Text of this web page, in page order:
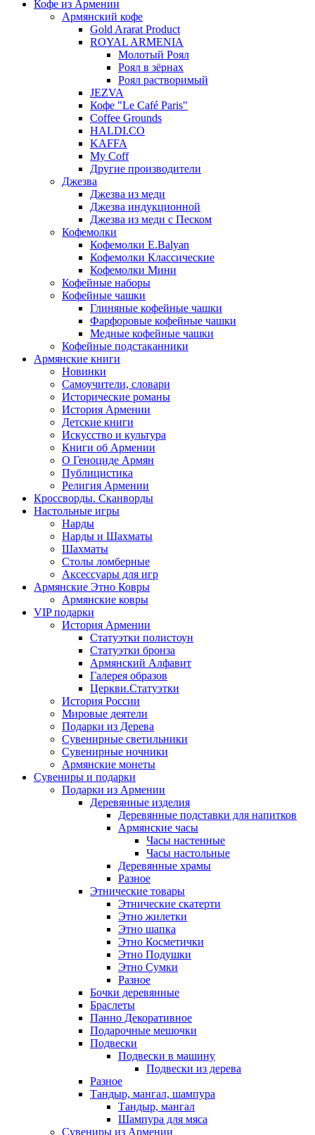
Кофе из Армении
Армянский кофе
Gold Ararat Product
ROYAL ARMENIA
Молотый Роял
Роял в зёрнах
Роял растворимый
JEZVA
Кофе "Le Café Paris"
Coffee Grounds
HALDI.CO
KAFFA
My Coff
Другие производители
Джезва
Джезва из меди
Джезва индукционной
Джезва из меди с Песком
Кофемолки
Кофемолки E.Balyan
Кофемолки Классические
Кофемолки Мини
Кофейные наборы
Кофейные чашки
Глиняные кофейные чашки
Фарфоровые кофейные чашки
Медные кофейные чашки
Кофейные подстаканники
Армянские книги
Новинки
Самоучители, словари
Исторические романы
История Армении
Детские книги
Иcкусство и культура
Книги об Армении
О Геноциде Армян
Публицистика
Религия Армении
Кроссворды. Сканворды
Настольные игры
Нарды
Нарды и Шахматы
Шахматы
Столы ломберные
Аксессуары для игр
Армянские Этно Ковры
Армянские ковры
VIP подарки
История Армении
Статуэтки полистоун
Статуэтки бронза
Армянский Алфавит
Галерея образов
Церкви.Статуэтки
История России
Мировые деятели
Подарки из Дерева
Сувенирные светильники
Сувенирные ночники
Армянские монеты
Сувениры и подарки
Подарки из Армении
Деревянные изделия
Деревянные подставки для напитков
Армянские часы
Часы настенные
Часы настольные
Деревянные храмы
Разное
Этнические товары
Этнические скатерти
Этно жилетки
Этно шапка
Этно Косметички
Этно Подушки
Этно Сумки
Разное
Бочки деревянные
Браслеты
Панно Декоративное
Подарочные мешочки
Подвески
Подвески в машину
Подвески из дерева
Разное
Тандыр, мангал, шампура
Тандыр, мангал
Шампура для мяса
Сувениры из Армении